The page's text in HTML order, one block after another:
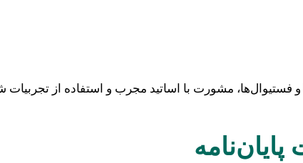
مشورت با اساتید مجرب و استفاده از تجربیات